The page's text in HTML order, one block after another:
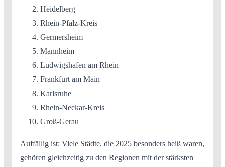
Heidelberg
Rhein-Pfalz-Kreis
Germersheim
Mannheim
Ludwigshafen am Rhein
Frankfurt am Main
Karlsruhe
Rhein-Neckar-Kreis
Groß-Gerau
Auffällig ist: Viele Städte, die 2025 besonders heiß waren,
gehören gleichzeitig zu den Regionen mit der stärksten